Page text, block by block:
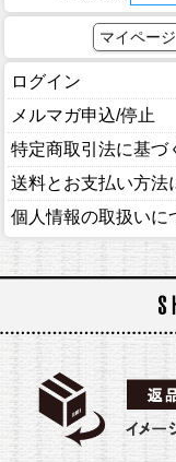
マイページ
ログイン
メルマガ申込/停止
特定商取引法に基づ
送料とお支払い方法
個人情報の取扱いに